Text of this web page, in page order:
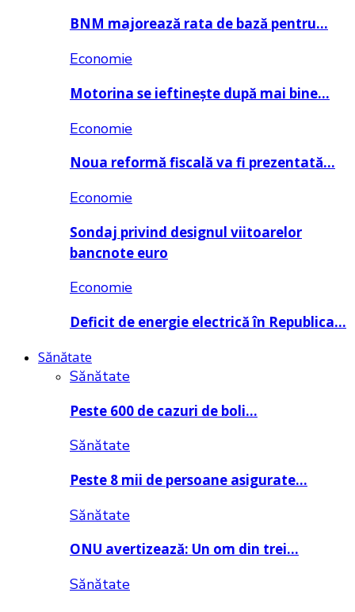
BNM majorează rata de bază pentru…
Economie
Motorina se ieftinește după mai bine…
Economie
Noua reformă fiscală va fi prezentată…
Economie
Sondaj privind designul viitoarelor
bancnote euro
Economie
Deficit de energie electrică în Republica…
Sănătate
Sănătate
Peste 600 de cazuri de boli…
Sănătate
Peste 8 mii de persoane asigurate…
Sănătate
ONU avertizează: Un om din trei…
Sănătate